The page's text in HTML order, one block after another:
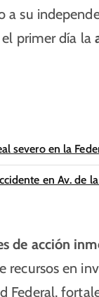
su
primer día la
severo en la
en Av. de
de acción
recursos en
Federal,